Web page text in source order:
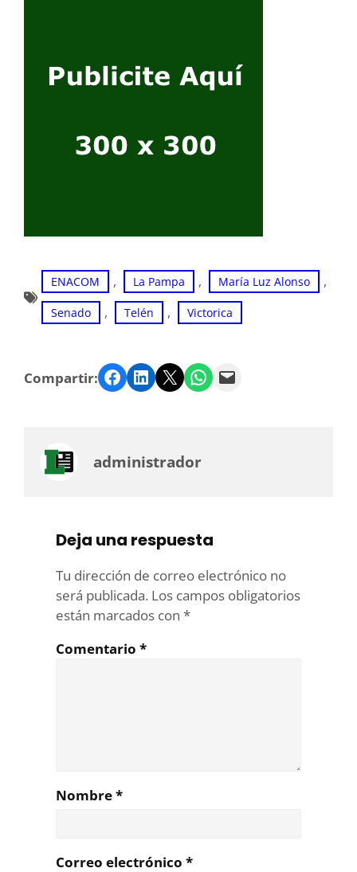
ENACOM , La Pampa , María Luz Alonso ,
Senado , Telén , Victorica
Compartir: Facebook LinkedIn Twitter WhatsApp Email
administrador
Deja una respuesta
Tu dirección de correo electrónico no
será publicada. Los campos obligatorios
están marcados con *
Comentario *
Nombre*
Correo electrónico *